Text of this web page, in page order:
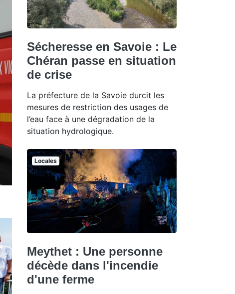
Sécheresse en Savoie : Le
Chéran passe en situation
de crise
La préfecture de la Savoie durcit les
mesures de restriction des usages de
l’eau face à une dégradation de la
situation hydrologique.
Locales
Meythet : Une personne
décède dans l'incendie
d'une ferme